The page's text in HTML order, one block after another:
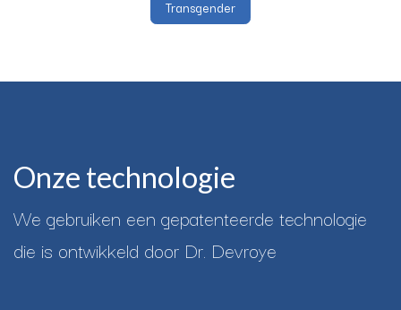
Transgender
Onze technologie
We gebruiken een gepatenteerde technologie
die is ontwikkeld door Dr. Devroye